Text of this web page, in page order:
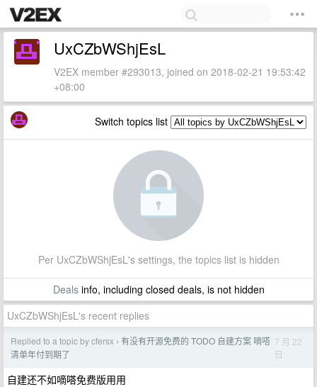
UxCZbWShjEsL
V2EX member #293013, joined on 2018-02-21 19:53:42
+08:00
Switch topics list
Per UxCZbWShjEsL's settings, the topics list is hidden
Dealsinfo, including closed deals, is not hidden
UxCZbWShjEsL's recent replies
Replied to a topic by cfersx › 有没有开源免费的 TODO 自建方案 嘀嗒
清单年付到期了
7 月 22
日
自建还不如嘀嗒免费版用用